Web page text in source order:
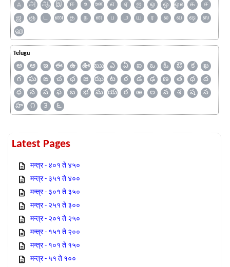
ஃ அ ஆ இ ஈ உ ஊ எ ஏ ஐ ஒ ஓ ஔ க
ச
ஜ
ஞ ட ண த ந ன ப ம ய ர ல வ ஷ
ஸ
ஹ
Telugu
అ ఆ ఇ ఈ ఉ ఊ ఋ ఎ ఏ ఐ ఒ ఓ ఔ క
ఖ
గ
ఘ ఙ చ ఛ జ ఝ ట ఠ డ ఢ ణ త థ
ద
ధ
న ప ఫ బ భ మ య ర ఱ ల వ శ ష
స
హ
౧ ౩ ౬
Latest Pages
मन्त्र - ४०१ ते ४५०
मन्त्र - ३५१ ते ४००
मन्त्र - ३०१ ते ३५०
मन्त्र - २५१ ते ३००
मन्त्र - २०१ ते २५०
मन्त्र - १५१ ते २००
मन्त्र - १०१ ते १५०
मन्त्र - ५१ ते १००